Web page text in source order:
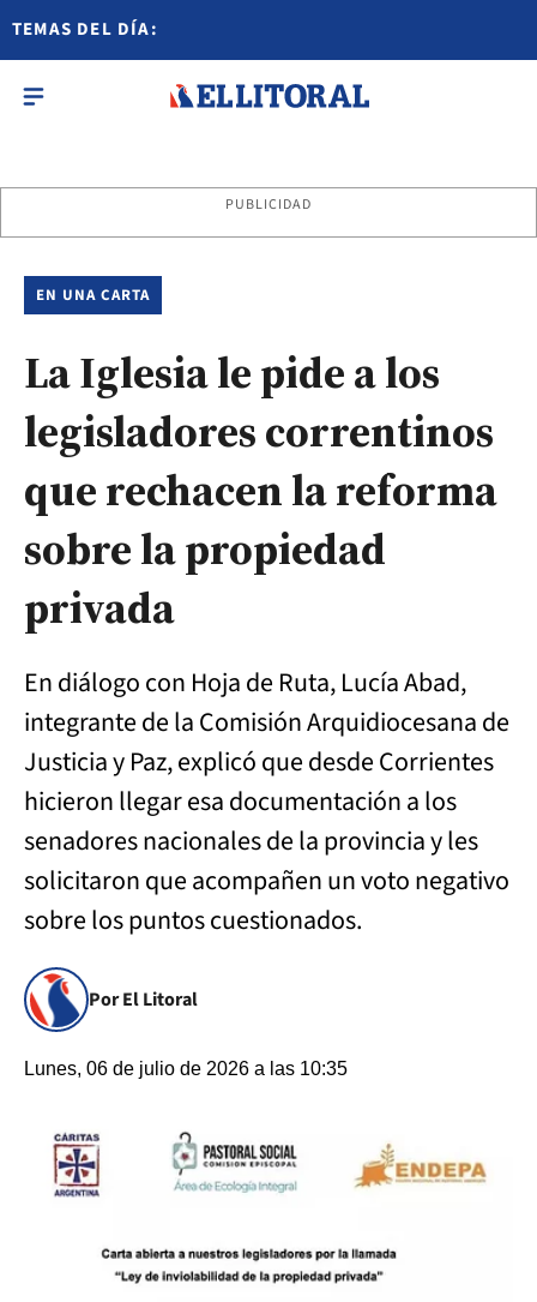
TEMAS DEL DÍA:
PUBLICIDAD
EN UNA CARTA
La Iglesia le pide a los
legisladores correntinos
que rechacen la reforma
sobre la propiedad
privada
En diálogo con Hoja de Ruta, Lucía Abad,
integrante de la Comisión Arquidiocesana de
Justicia y Paz, explicó que desde Corrientes
hicieron llegar esa documentación a los
senadores nacionales de la provincia y les
solicitaron que acompañen un voto negativo
sobre los puntos cuestionados.
Por El Litoral
Lunes, 06 de julio de 2026 a las 10:35